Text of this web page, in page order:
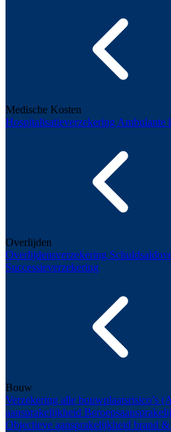
Medische Kosten
Hospitalisatieverzekering Ambulante
Overlijden
Overlijdensverzekering
Successieverzekering
Bouw
Verzekering alle bouwplaatsrisico’s
aansprakelijkheid
Objectieve aansprakelijkheid brand